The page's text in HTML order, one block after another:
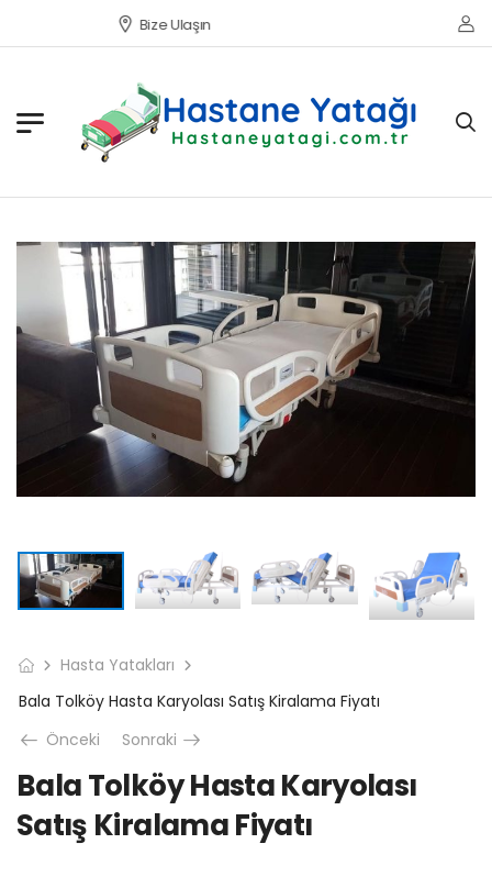
Bize Ulaşın
Hasta Yatakları
Bala Tolköy Hasta Karyolası Satış Kiralama Fiyatı
Önceki
Sonraki
Bala Tolköy Hasta Karyolası
Satış Kiralama Fiyatı